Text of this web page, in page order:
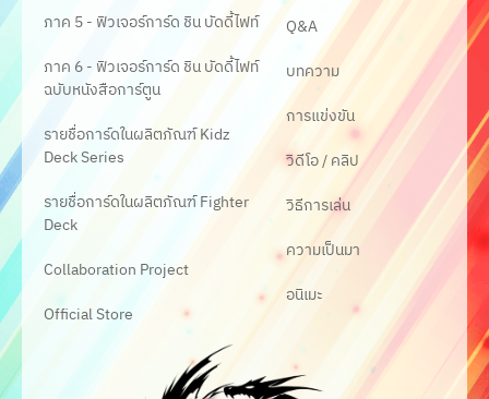
ภาค 5 - ฟิวเจอร์การ์ด ชิน บัดดี้ไฟท์
ภาค 6 - ฟิวเจอร์การ์ด ชิน บัดดี้ไฟท์
ฉบับหนังสือการ์ตูน
รายชื่อการ์ดในผลิตภัณฑ์ Kidz
Deck Series
รายชื่อการ์ดในผลิตภัณฑ์ Fighter
Deck
Collaboration Project
Official Store
Q&A
บทความ
การแข่งขัน
วิดีโอ / คลิป
วิธีการเล่น
ความเป็นมา
อนิเมะ